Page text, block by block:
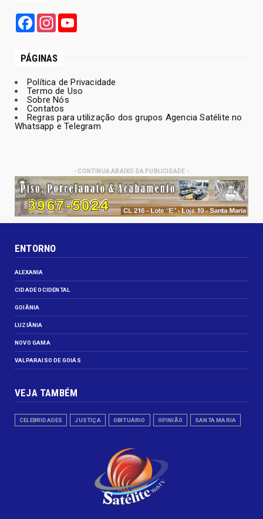
FacebookInstagram
PÁGINAS
Política de Privacidade
Termo de Uso
Sobre Nós
Contatos
Regras para utilização dos grupos Agencia Satélite no
Whatsapp e Telegram
- CONTINUA ABAIXO DA PUBLICIDADE -
ENTORNO
ALEXANIA
CIDADE OCIDENTAL
GOIÂNIA
LUZIÂNIA
NOVO GAMA
VALPARAISO DE GOIÁS
VEJA TAMBÉM
CELEBRIDADES JUSTIÇA OBITUÁRIO OPINIÃO SANTA MARIA